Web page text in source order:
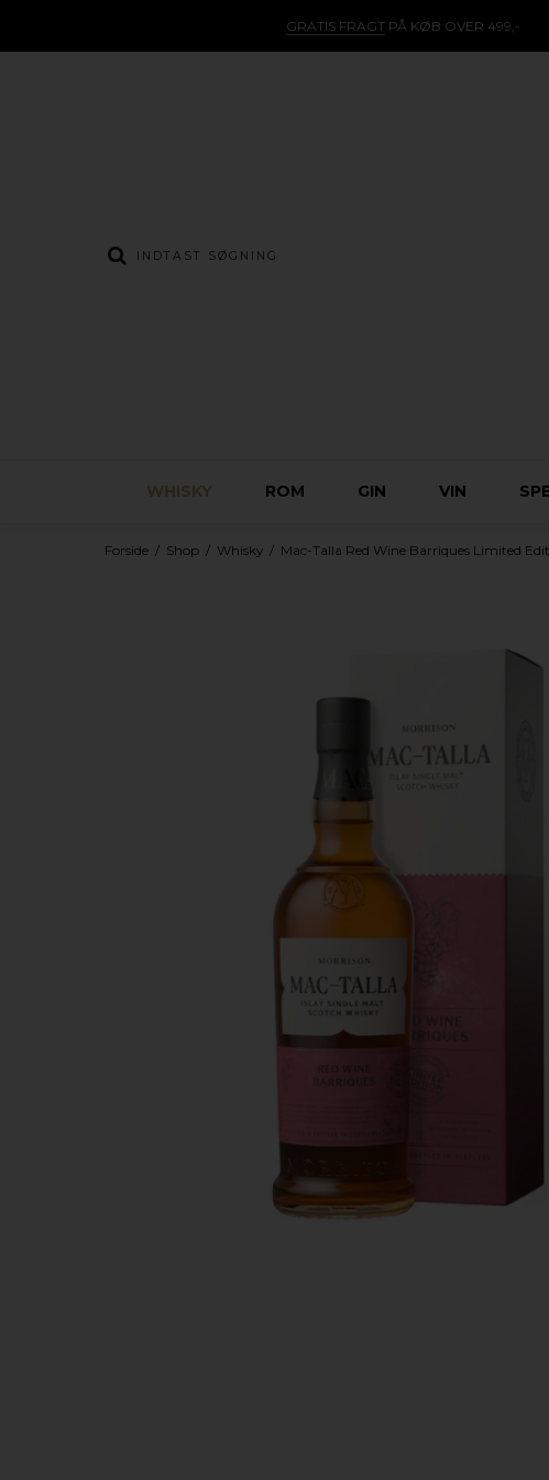
GRATIS FRAGTPÅ KØB OVER 499,-
WHISKY ROM GIN VIN
Forside / Shop / Whisky / Mac-Talla Red Wine Barriques Limited